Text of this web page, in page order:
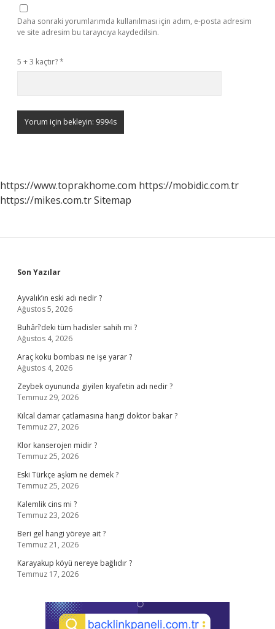
Daha sonraki yorumlarımda kullanılması için adım, e-posta adresim
ve site adresim bu tarayıcıya kaydedilsin.
5 + 3 kaçtır?*
https://www.toprakhome.com https://mobidic.com.tr
https://mikes.com.trSitemap
Sidebar
Son Yazılar
Ayvalık’ın eski adı nedir ?
Ağustos 5, 2026
Buhârî’deki tüm hadisler sahih mi ?
Ağustos 4, 2026
Araç koku bombası ne işe yarar ?
Ağustos 4, 2026
Zeybek oyununda giyilen kıyafetin adı nedir ?
Temmuz 29, 2026
Kılcal damar çatlamasına hangi doktor bakar ?
Temmuz 27, 2026
Klor kanserojen midir ?
Temmuz 25, 2026
Eski Türkçe aşkım ne demek ?
Temmuz 25, 2026
Kalemlik cins mi ?
Temmuz 23, 2026
Beri gel hangi yöreye ait ?
Temmuz 21, 2026
Karayakup köyü nereye bağlıdır ?
Temmuz 17, 2026